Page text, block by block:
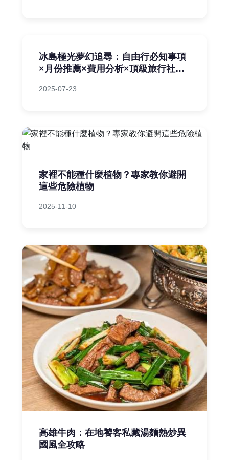
冰島極光夢幻追尋：自由行必知事項
×月份推薦×費用分析×頂級旅行社懶
2025-07-23
家裡不能種什麼植物？專家教你避開
這些危險植物
2025-11-10
高雄牛肉：在地饕客私藏湯麵熱炒異
國風全攻略